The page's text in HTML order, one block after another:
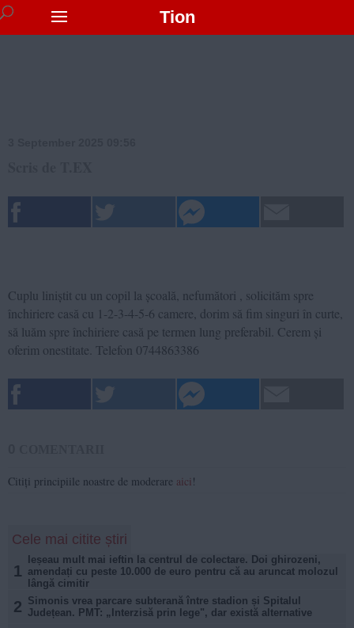
Tion
Cuplu liniștit cu un copil la școală, nefumători , solicităm spre
închiriere casă cu 1-2-3-4-5-6 camere, dorim să fim singuri în curte,
să luăm spre închiriere casă pe termen lung preferabil. Cerem și
oferim onestitate. Telefon 0744863386
Citiți principiile noastre de moderare aici!
Cele mai citite știri
1
Ieșeau mult mai ieftin la centrul de colectare. Doi ghirozeni,
amendați cu peste 10.000 de euro pentru că au aruncat molozul
lângă cimitir
2 Simonis vrea parcare subterană între stadion și Spitalul
Județean. PMT: „Interzisă prin lege", dar există alternative